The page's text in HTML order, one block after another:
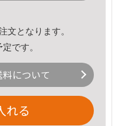
文となります。
です。
について
れる